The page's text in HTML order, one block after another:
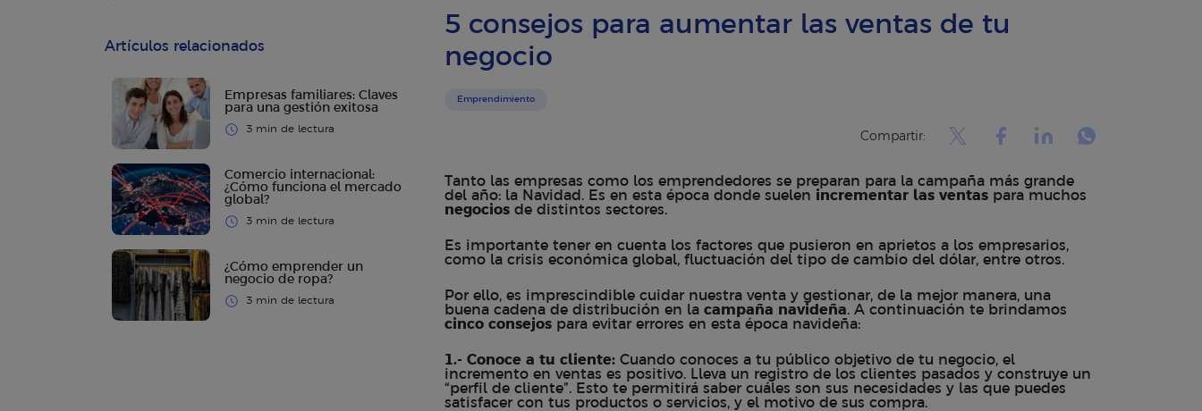
Artículos relacionados
Empresas familiares: Claves
para una gestión exitosa
3 min de lectura
Comercio internacional:
¿Cómo funciona el mercado
global?
3 min de lectura
¿Cómo emprender un
negocio de ropa?
3 min de lectura
5 consejos para aumentar las ventas de tu
negocio
Emprendimiento
Compartir:
Tanto las empresas como los emprendedores se preparan para la campaña más grande
del año: la Navidad. Es en esta época donde suelen incrementar las ventas para muchos
negocios de distintos sectores.
Es importante tener en cuenta los factores que pusieron en aprietos a los empresarios,
como la crisis económica global, fluctuación del tipo de cambio del dólar, entre otros.
Por ello, es imprescindible cuidar nuestra venta y gestionar, de la mejor manera, una
buena cadena de distribución en la campaña navideña. A continuación te brindamos
cinco consejos para evitar errores en esta época navideña:
1.- Conoce a tu cliente: Cuando conoces a tu público objetivo de tu negocio, el
incremento en ventas es positivo. Lleva un registro de los clientes pasados y construye un
“perfil de cliente”. Esto te permitirá saber cuáles son sus necesidades y las que puedes
satisfacer con tus productos o servicios, y el motivo de sus compra.